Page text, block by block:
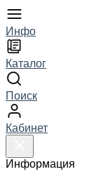
Инфо
Каталог
Поиск
Кабинет
Информация